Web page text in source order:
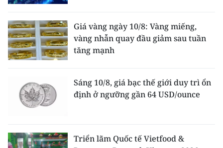
Giá vàng ngày 10/8: Vàng miếng,
vàng nhẫn quay đầu giảm sau tuần
tăng mạnh
Sáng 10/8, giá bạc thế giới duy trì ổn
định ở ngưỡng gần 64 USD/ounce
Triển lãm Quốc tế Vietfood &